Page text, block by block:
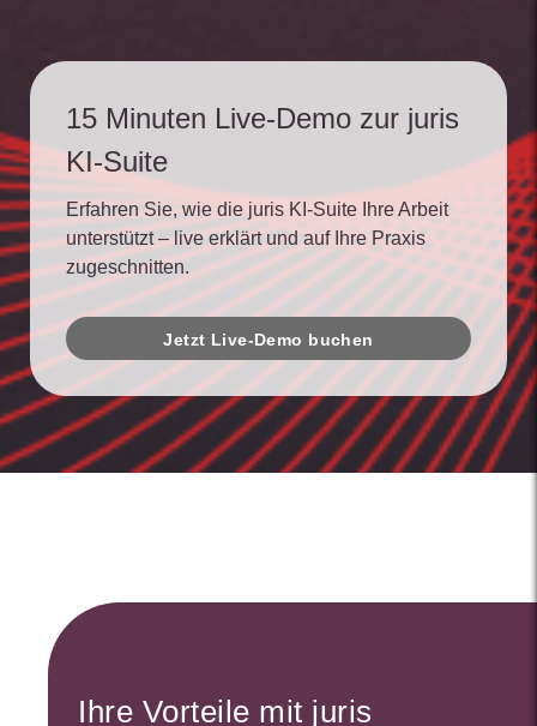
15 Minuten Live-Demo zur juris
KI-Suite
Erfahren Sie, wie die juris KI-Suite Ihre Arbeit
unterstützt – live erklärt und auf Ihre Praxis
zugeschnitten.
Jetzt Live-Demo buchen
Ihre Vorteile mit juris